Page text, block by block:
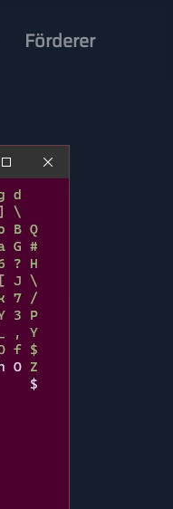
Förderer